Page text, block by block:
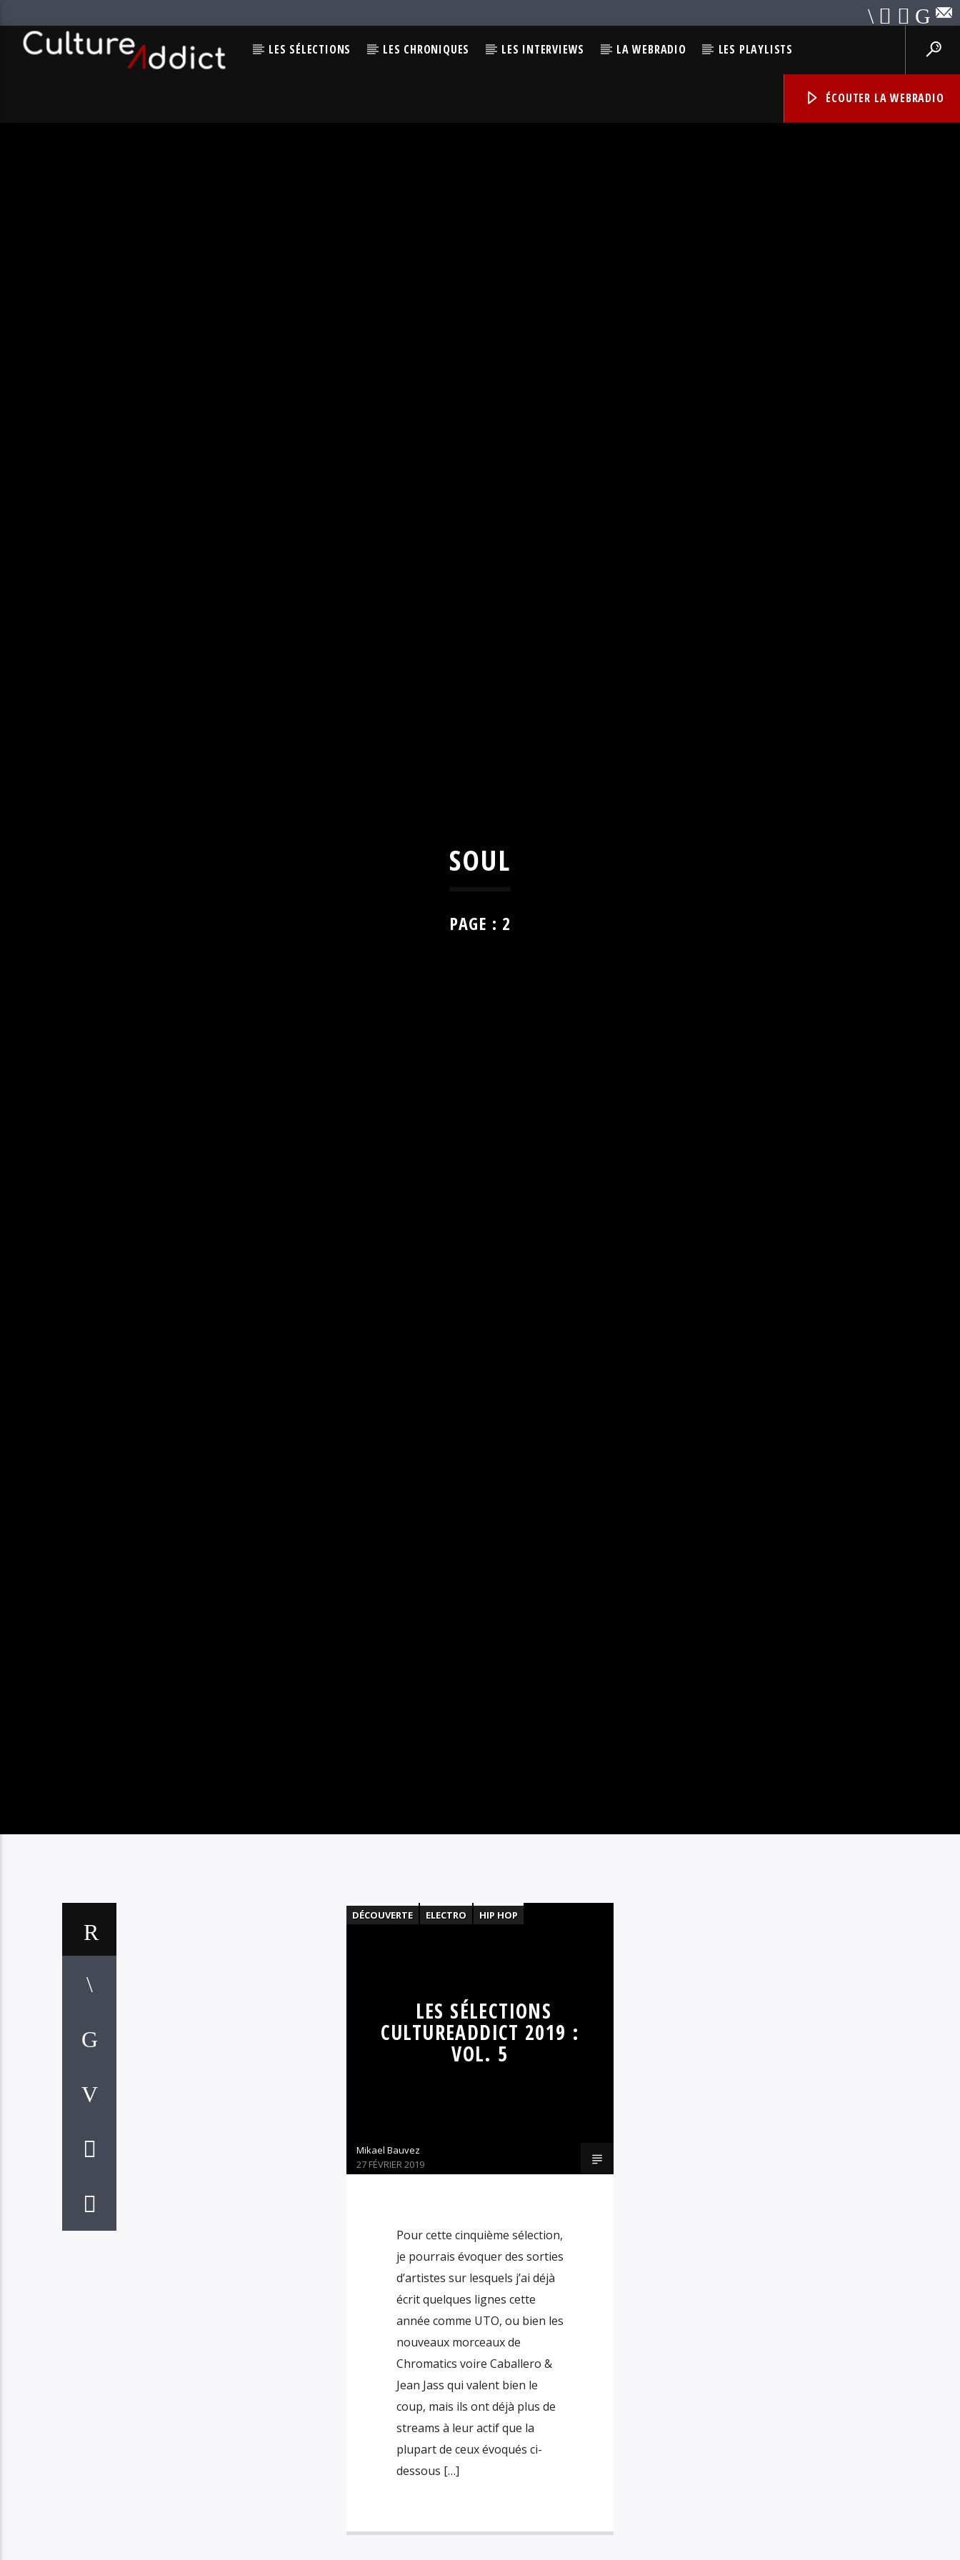
LES SÉLECTIONS LES CHRONIQUES LES INTERVIEWS LA WEBRADIO LES PLAYLISTS
ÉCOUTER LA WEBRADIO
SOUL
PAGE : 2
DÉCOUVERTE ELECTRO
HIP HOP
LES SÉLECTIONS
CULTUREADDICT 2019 :
VOL. 5
Mikael Bauvez
27 FÉVRIER 2019
Pour cette cinquième sélection,
je pourrais évoquer des sorties
d’artistes sur lesquels j’ai déjà
écrit quelques lignes cette
année comme UTO, ou bien les
nouveaux morceaux de
Chromatics voire Caballero &
Jean Jass qui valent bien le
coup, mais ils ont déjà plus de
streams à leur actif que la
plupart de ceux évoqués ci-
dessous […]